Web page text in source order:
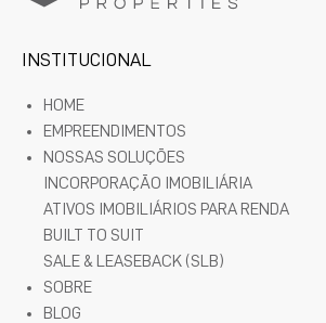
INSTITUCIONAL
HOME
EMPREENDIMENTOS
NOSSAS SOLUÇÕES
INCORPORAÇÃO IMOBILIÁRIA
ATIVOS IMOBILIÁRIOS PARA RENDA
BUILT TO SUIT
SALE & LEASEBACK (SLB)
SOBRE
BLOG